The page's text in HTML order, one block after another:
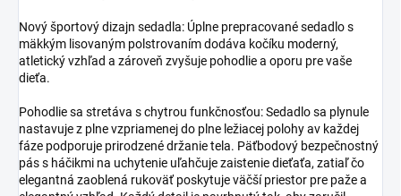
Nový športový dizajn sedadla: Úplne prepracované sedadlo s
mäkkým lisovaným polstrovaním dodáva kočíku moderný,
atletický vzhľad a zároveň zvyšuje pohodlie a oporu pre vaše
dieťa.
Pohodlie sa stretáva s chytrou funkčnosťou: Sedadlo sa plynule
nastavuje z plne vzpriamenej do plne ležiacej polohy av každej
fáze podporuje prirodzené držanie tela. Päťbodový bezpečnostný
pás s háčikmi na uchytenie uľahčuje zaistenie dieťaťa, zatiaľ čo
elegantná zaoblená rukoväť poskytuje väčší priestor pre paže a